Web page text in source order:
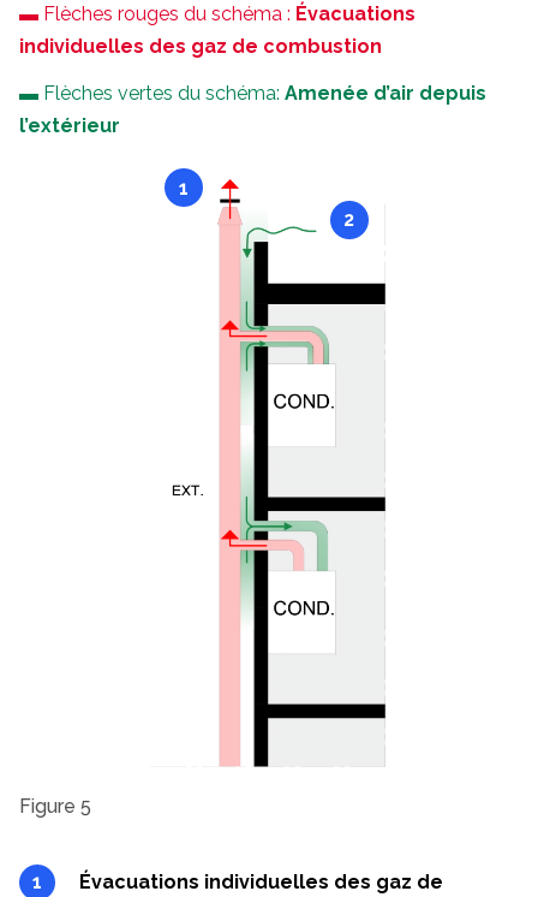
▬ Flèches rouges du schéma : Évacuations
individuelles des gaz de combustion
▬ Flèches vertes du schéma: Amenée d’air depuis
l’extérieur
1
2
Figure 5
Évacuations individuelles des gaz de